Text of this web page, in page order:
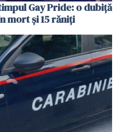
Gay Pride: o dubiță
mort și 15 răniți